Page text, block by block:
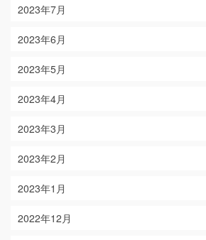
2023年7月
2023年6月
2023年5月
2023年4月
2023年3月
2023年2月
2023年1月
2022年12月